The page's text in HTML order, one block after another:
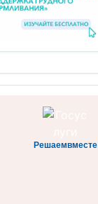
Решаемвместе